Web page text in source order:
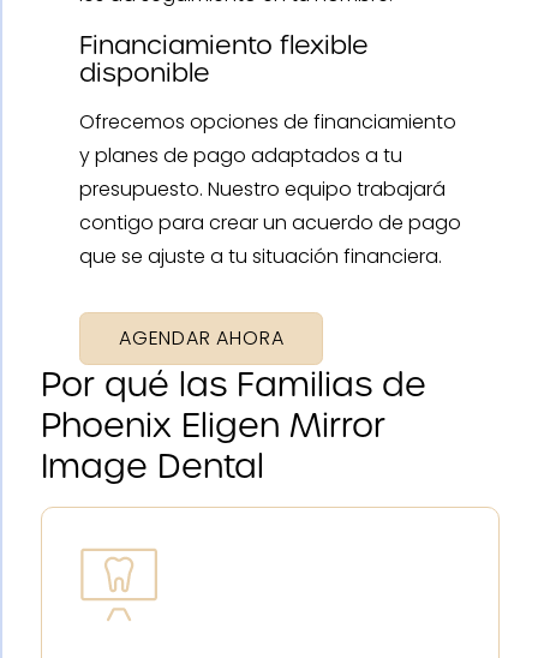
Financiamiento flexible
disponible
Ofrecemos opciones de financiamiento
y planes de pago adaptados a tu
presupuesto. Nuestro equipo trabajará
contigo para crear un acuerdo de pago
que se ajuste a tu situación financiera.
AGENDAR AHORA
Por qué las Familias de
Phoenix Eligen Mirror
Image Dental